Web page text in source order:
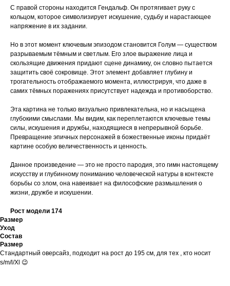
С правой стороны находится Гендальф. Он протягивает руку с
кольцом, которое символизирует искушение, судьбу и нарастающее
напряжение в их задании.
Но в этот момент ключевым эпизодом становится Голум — существом
разрываемым тёмным и светлым. Его злое выражение лица и
скользящие движения придают сцене динамику, он словно пытается
защитить своё сокровище. Этот элемент добавляет глубину и
трогательность отображаемого момента, иллюстрируя, что даже в
самих тёмных поражениях присутствует надежда и противоборство.
Эта картина не только визуально привлекательна, но и насыщена
глубокими смыслами. Мы видим, как переплетаются ключевые темы
силы, искушения и дружбы, находящиеся в непрерывной борьбе.
Превращение эпичных персонажей в божественные иконы придаёт
картине особую величественность и ценность.
Данное произведение — это не просто пародия, это гимн настоящему
искусству и глубинному пониманию человеческой натуры в контексте
борьбы со злом, она навеивает на философские размышления о
жизни, дружбе и искушении.
Рост модели 174
Размер
Уход
Состав
Размер
Стандартный оверсайз, подходит на рост до 195 см, для тех , кто носит
s/m/l/Xl 😉